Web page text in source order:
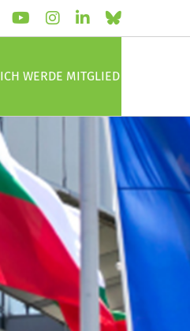
ICH WERDE MITGLIED